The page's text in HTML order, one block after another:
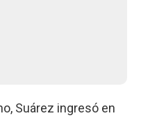
Suárez ingresó en